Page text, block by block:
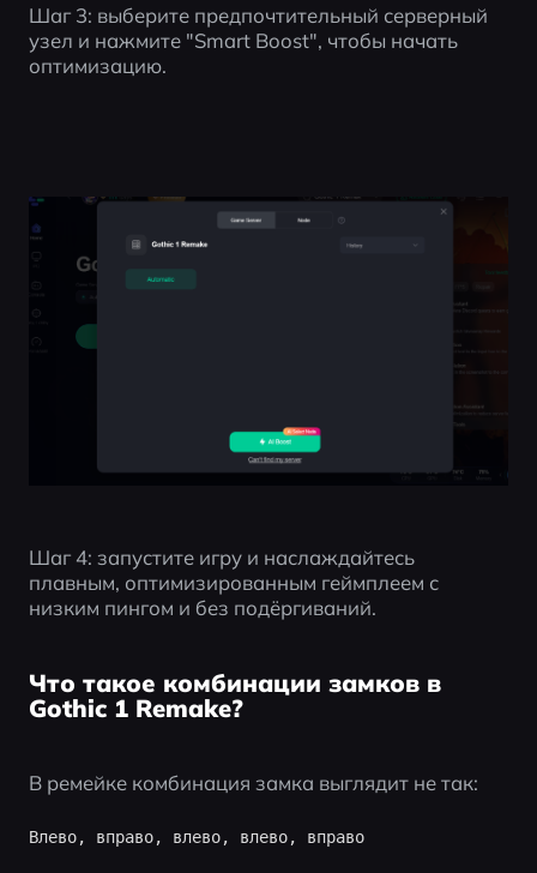
Шаг 3: выберите предпочтительный серверный
узел и нажмите "Smart Boost", чтобы начать
оптимизацию.
Шаг 4: запустите игру и наслаждайтесь
плавным, оптимизированным геймплеем с
низким пингом и без подёргиваний.
Что такое комбинации замков в
Gothic 1 Remake?
В ремейке комбинация замка выглядит не так:
Влево, вправо, влево, влево, вправо